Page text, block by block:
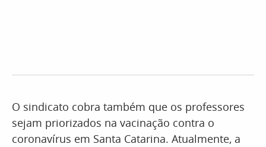
O sindicato cobra também que os professores
sejam priorizados na vacinação contra o
coronavírus em Santa Catarina. Atualmente, a